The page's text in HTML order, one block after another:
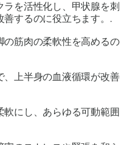
ラを活性化し、甲状腺を刺
するのに役立ちます。.
の筋肉の柔軟性を高めるの
、上半身の血液循環が改善
軟にし、あらゆる可動範囲